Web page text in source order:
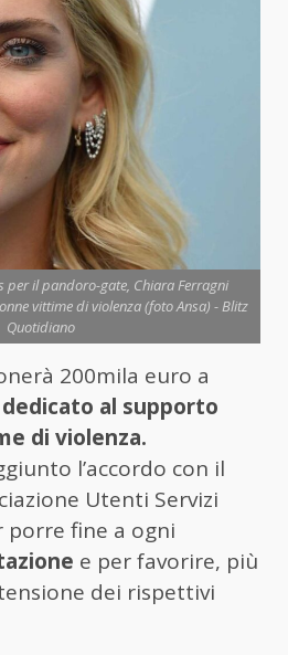
per il pandoro-gate, Chiara Ferragni
vittime di violenza (foto Ansa) - Blitz
Quotidiano
200mila euro a
al supporto
di violenza.
l’accordo con il
Utenti Servizi
porre fine a ogni
e per favorire, più
dei rispettivi